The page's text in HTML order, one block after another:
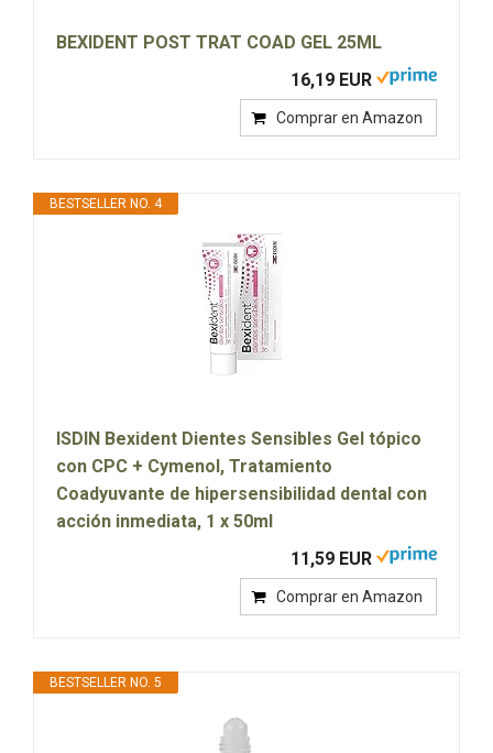
BEXIDENT POST TRAT COAD GEL 25ML
16,19 EUR
Comprar en Amazon
BESTSELLER NO. 4
ISDIN Bexident Dientes Sensibles Gel tópico
con CPC + Cymenol, Tratamiento
Coadyuvante de hipersensibilidad dental con
acción inmediata, 1 x 50ml
11,59 EUR
Comprar en Amazon
BESTSELLER NO. 5